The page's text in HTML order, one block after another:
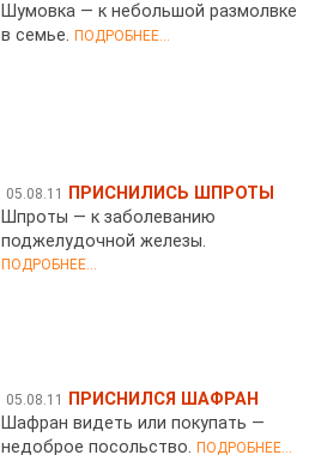
Шумовка — к небольшой размолвке
в семье. ПОДРОБНЕЕ...
05.08.11
ПРИСНИЛИСЬ ШПРОТЫ
Шпроты — к заболеванию
поджелудочной железы.
ПОДРОБНЕЕ...
05.08.11
ПРИСНИЛСЯ ШАФРАН
Шафран видеть или покупать —
недоброе посольство. ПОДРОБНЕЕ...